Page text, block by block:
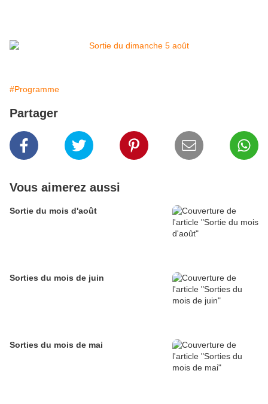
#Programme
Partager
Vous aimerez aussi
Sortie du mois d'août
Sorties du mois de juin
Sorties du mois de mai